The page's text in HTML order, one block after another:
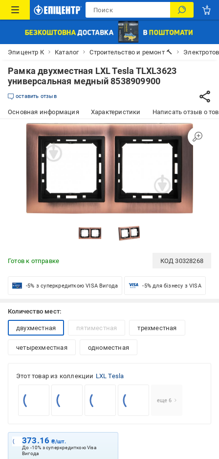
Эпицентр К Каталог Строительство и ремонт 🔨
Рамка двухместная LXL Tesla TLXL3623
универсальная медный 8538909900
оставить отзыв
Основная информация Характеристики Написать отзыв о
Готов к отправке КОД30328268
-5% з суперкредиткою VISA Вигода -5% для бізнесу з VISA
Количество мест:
двухместная пятиместная трехместная
четырехместная одноместная
Этот товар из коллекции LXL Tesla
еще 6
373.16₴/шт.
До -10% з суперкредиткою Visa
Вигода